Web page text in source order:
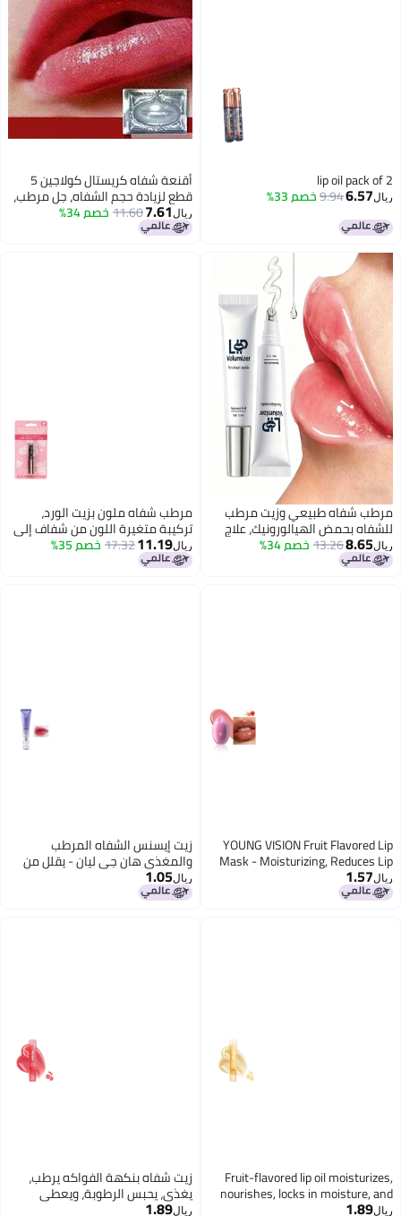
lip oil pack of 2
ريال6.57
9.94خصم 33%
أقنعة شفاه كريستال كولاجين 5
قطع لزيادة حجم الشفاه، جل مرطب،
لاصقات مضادة للشيخوخة والتجاعيد
ريال7.61
11.60خصم 34%
مرطب شفاه طبيعي وزيت مرطب
للشفاه بحمض الهيالورونيك، علاج
مغذي ومفتح للشفاه الداكنة
للمدخنين، عناية مرطبة للشفاه
ريال8.65
13.26خصم 34%
مرطب شفاه ملون بزيت الورد،
تركيبة متغيرة اللون من شفاف إلى
طبيعي، 0.1 أونصة
ريال11.19
17.32خصم 35%
YOUNG VISION Fruit Flavored Lip
Mask - Moisturizing, Reduces Lip
Lines, Egg-Shaped Pocket-Shaped
Portable Chain Lip Mask
ريال1.57
زيت إيسنس الشفاه المرطب
والمغذي هان جي ليان - يقلل من
الخطوط، يغير اللون، يرطب وينعش.
ريال1.05
Fruit-flavored lip oil moisturizes,
nourishes, locks in moisture, and
gives lip gloss a glossy finish.
ريال1.89
زيت شفاه بنكهة الفواكه يرطب،
يغذي، يحبس الرطوبة، ويعطي
لمسة لامعة للشفاه.
ريال1.89